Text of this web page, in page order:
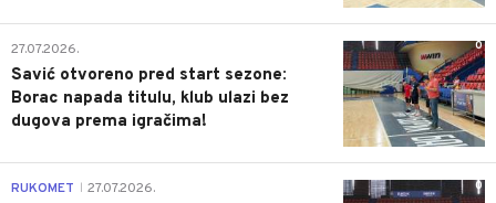
0
27.07.2026.
Savić otvoreno pred start sezone:
Borac napada titulu, klub ulazi bez
dugova prema igračima!
0
RUKOMET 27.07.2026.